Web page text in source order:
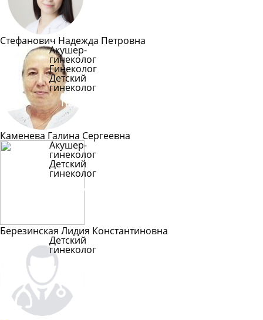
Стефанович Надежда Петровна
Акушер-
гинеколог
Гинеколог
Детский
гинеколог
Подробнее
Каменева Галина Сергеевна
Акушер-
гинеколог
Детский
гинеколог
Подробнее
Березинская Лидия Константиновна
Детский
гинеколог